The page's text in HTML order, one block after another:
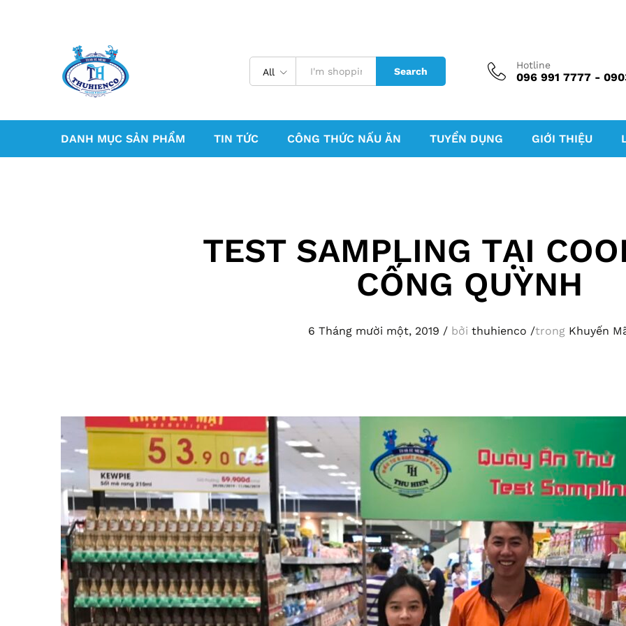
All Search
Hotline
096 991 7777 -
DANH MỤC SẢN PHẨM TIN TỨC CÔNG THỨC NẤU ĂN TUYỂN DỤNG GIỚI THIỆU
TEST SAMPLING TẠI
CỐNG QUỲNH
6 Tháng mười một, 2019 /bởi thuhienco /trong Khuyến